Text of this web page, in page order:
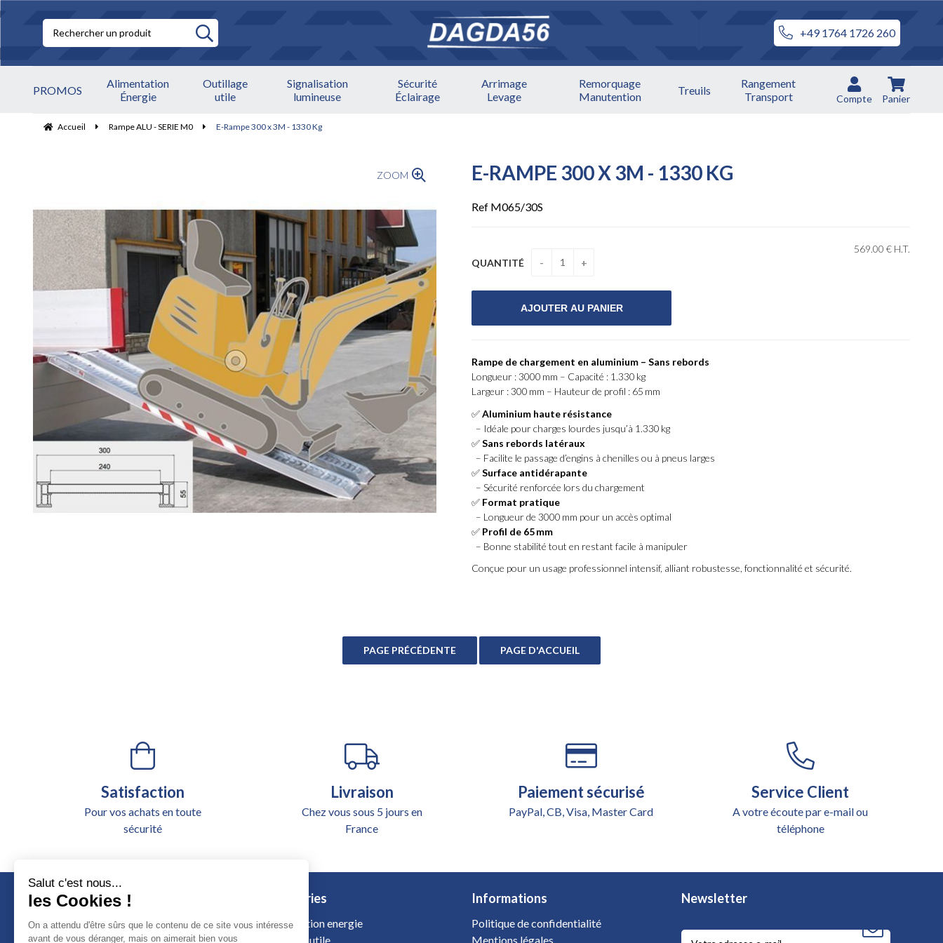
+49 1764 1726 260
PROMOS
Alimentation
Énergie
Outillage
utile
Signalisation
lumineuse
Sécurité
Éclairage
Arrimage
Levage
Remorquage
Manutention
Treuils
Rangement
Transport
Compte Panier
Accueil Rampe ALU - SERIE M0 E-Rampe 300 x 3M - 1330 Kg
ZOOM E-RAMPE 300 X 3M - 1330 KG
Ref M065/30S
569.00 € H.T.
QUANTITÉ
Rampe de chargement en aluminium – Sans rebords
Longueur : 3000 mm – Capacité : 1.330 kg
Largeur : 300 mm – Hauteur de profil : 65 mm
✅Aluminium haute résistance
– Idéale pour charges lourdes jusqu’à 1.330 kg
✅Sans rebords latéraux
– Facilite le passage d’engins à chenilles ou à pneus larges
✅Surface antidérapante
– Sécurité renforcée lors du chargement
✅ Format pratique
– Longueur de 3000 mm pour un accès optimal
✅ Profil de 65 mm
– Bonne stabilité tout en restant facile à manipuler
Conçue pour un usage professionnel intensif, alliant robustesse, fonctionnalité et sécurité.
Satisfaction
Pour vos achats en toute
sécurité
Livraison
Chez vous sous 5 jours en
France
Paiement sécurisé
PayPal, CB, Visa, Master Card
Service Client
A votre écoute par e-mail ou
téléphone
Catégories
Alimentation energie
Outillage utile
Informations
Politique de confidentialité
Mentions légales
Newsletter
Salut c'est nous...
les Cookies !
On a attendu d'être sûrs que le contenu de ce site vous intéresse
avant de vous déranger, mais on aimerait bien vous